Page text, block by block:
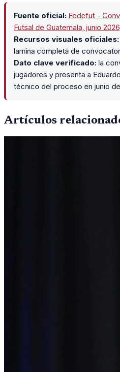
Fuente oficial: Fedefut -
Futsal de Guatemala, junio 2026
Recursos visuales oficiales:
lamina completa de
Dato clave verificado: la
jugadores y presenta a
técnico del proceso en junio
Artículos